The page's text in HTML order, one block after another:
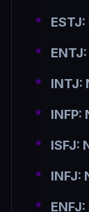
INTJ:
INFP:
ISFJ:
INFJ: